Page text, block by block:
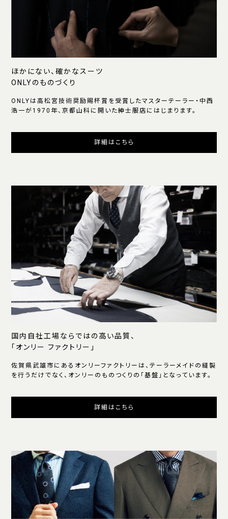
ほかにない、確かなスーツ
ONLYのものづくり
ONLYは高松宮技術奨励賜杯賞を受賞したマスターテーラー・中西
浩一が1970年、京都山科に開いた紳士服店にはじまります。
詳細はこちら
国内自社工場ならではの高い品質、
「オンリー ファクトリー」
佐賀県武雄市にあるオンリーファクトリーは、テーラーメイドの縫製
を行うだけでなく、オンリーのものつくりの「基盤」となっています。
詳細はこちら